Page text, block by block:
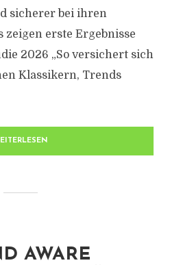
sicherer bei ihren
zeigen erste Ergebnisse
2026 „So versichert sich
Klassikern, Trends
AWARE